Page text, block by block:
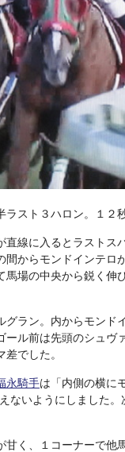
ラスト３ハロン。１２
直線に入るとラストス
間からモンドインテロ
馬場の中央から鋭く伸
グラン。内からモンド
ール前は先頭のシュヴ
でした。
永騎手は「内側の横に
ないようにしました
甘く、１コーナーで